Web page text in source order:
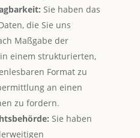
Sie haben das
die Sie uns
Maßgabe der
einem strukturierten,
Format zu
an einen
zu fordern.
Sie haben